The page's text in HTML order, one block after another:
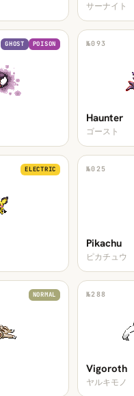
サーナイト
GHOST POISON №093
Haunter
ゴースト
ELECTRIC №025
Pikachu
ピカチュウ
NORMAL №288
Vigoroth
ヤルキモノ